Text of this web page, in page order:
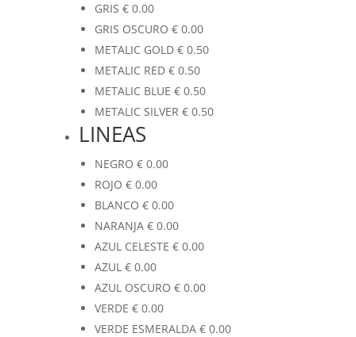
GRIS €0.00
GRIS OSCURO €0.00
METALIC GOLD €0.50
METALIC RED €0.50
METALIC BLUE €0.50
METALIC SILVER €0.50
LINEAS
NEGRO €0.00
ROJO €0.00
BLANCO €0.00
NARANJA €0.00
AZUL CELESTE €0.00
AZUL €0.00
AZUL OSCURO €0.00
VERDE €0.00
VERDE ESMERALDA €0.00